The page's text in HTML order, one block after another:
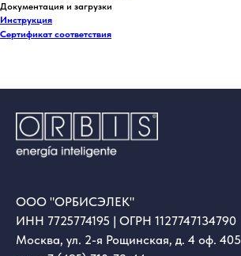
Документация и загрузки
Инструкция
Сертификат соответствия
ООО "ОРБИСЭЛЕК"
ИНН 7725774195 | ОГРН 1127747134790
Москва, ул. 2-я Рощинская, д. 4 оф. 405